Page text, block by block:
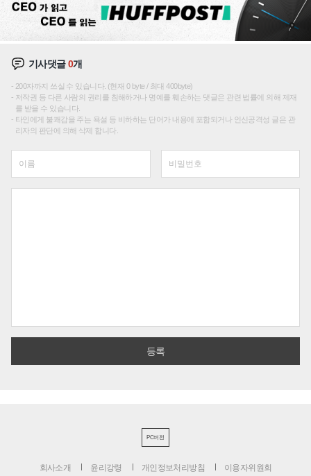
기사댓글0개
200자까지 쓰실 수 있습니다. (현재 0 byte / 최대 400byte)
저작권 등 다른 사람의 권리를 침해하거나 명예를 훼손하는 댓글은 관련 법률에 의해 제재
를 받을 수 있습니다.
타인에게 불쾌감을 주는 욕설 등 비하하는 단어가 내용에 포함되거나 인신공격성 글은 관
리자의 판단에 의해 삭제 합니다.
PC버전
회사소개 윤리강령 개인정보처리방침 이용자위원회